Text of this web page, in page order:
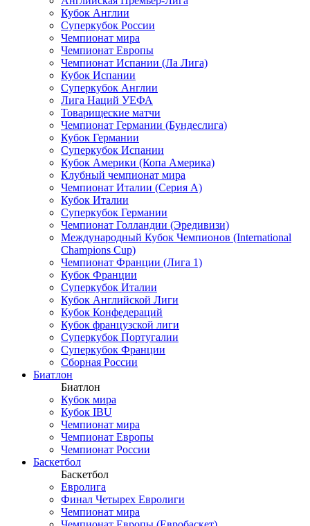
Кубок Англии
Суперкубок России
Чемпионат мира
Чемпионат Европы
Чемпионат Испании (Ла Лига)
Кубок Испании
Суперкубок Англии
Лига Наций УЕФА
Товарищеские матчи
Чемпионат Германии (Бундеслига)
Кубок Германии
Суперкубок Испании
Кубок Америки (Копа Америка)
Клубный чемпионат мира
Чемпионат Италии (Серия А)
Кубок Италии
Суперкубок Германии
Чемпионат Голландии (Эредивизи)
Международный Кубок Чемпионов (International
Champions Cup)
Чемпионат Франции (Лига 1)
Кубок Франции
Суперкубок Италии
Кубок Английской Лиги
Кубок Конфедераций
Кубок французской лиги
Суперкубок Португалии
Суперкубок Франции
Сборная России
Биатлон
Биатлон
Кубок мира
Кубок IBU
Чемпионат мира
Чемпионат Европы
Чемпионат России
Баскетбол
Баскетбол
Евролига
Финал Четырех Евролиги
Чемпионат мира